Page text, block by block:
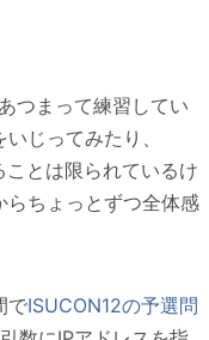
つまって練習してい
いじってみたり、
とは限られているけ
らちょっとずつ全体感
でISUCON12の予選問